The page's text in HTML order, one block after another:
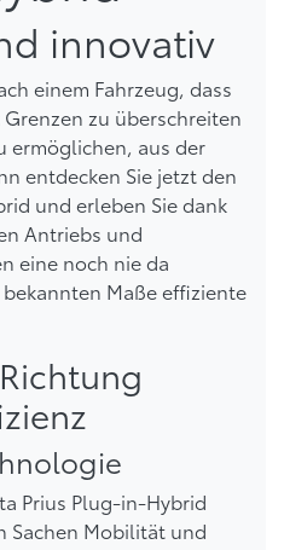
innovativ
einem Fahrzeug, dass
zu überschreiten
ermöglichen, aus der
entdecken Sie jetzt den
und erleben Sie dank
Antriebs und
eine noch nie da
Maße effiziente
Prius Plug-in-Hybrid
Sachen Mobilität und